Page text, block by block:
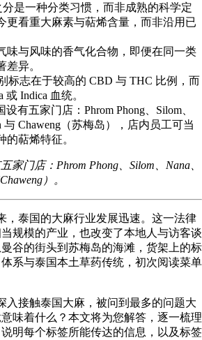
分是一种分类习惯，而非成熟的科学定
更看重大麻素与萜烯含量，而非沿用已
味与风味的香气化合物，即便在同一类
差异。
标志在于较高的 CBD 与 THC 比例 ，而
Indica 血统。
设有五家门店：Phrom Phong、Silom、
与 Chaweng（苏梅岛），店内员工可当
的萜烯特征。
家门店： Phrom Phong、 Silom、 Nana、
） 。
，泰国的大麻行业发展迅速。这一法律
规模的产业，也改变了本地人与访客谈
谷的街头到苏梅岛的海滩，货架上的标
系与泰国本土草药传统，初次阅读菜单
入接触泰国大麻，被问到最多的问题大
味着什么？本文将为您解答，逐一梳理
明每个标签所能传达的信息，以及标签